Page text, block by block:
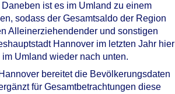
ist es im Umland zu einem
sodass der Gesamt­saldo der Region
Allein­erziehen­dender und sonstigen
Hannover im letzten Jahr hier
Umland wieder nach unten.
bereitet die Bevölkerungsdaten
für Gesamtbetrach­tungen diese